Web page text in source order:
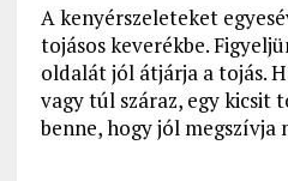
A kenyérszeleteket
tojásos keverékbe.
oldalát jól átjárja a tojás.
vagy túl száraz, egy kicsit
benne, hogy jól megszívja